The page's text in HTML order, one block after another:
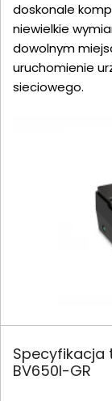
doskonale
niewielkie
dowolnym
uruchomienie
sieciowego.
Specyfikacja
BV650I-GR